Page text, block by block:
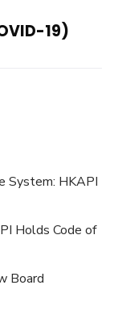
19)
System: HKAPI
Holds Code of
Board